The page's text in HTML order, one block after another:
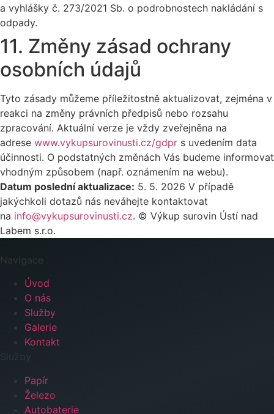
a vyhlášky č. 273/2021 Sb. o podrobnostech nakládání s
odpady.
11. Změny zásad ochrany
osobních údajů
Tyto zásady můžeme příležitostně aktualizovat, zejména v
reakci na změny právních předpisů nebo rozsahu
zpracování. Aktuální verze je vždy zveřejněna na
adrese www.vykupsurovinusti.cz/gdpr s uvedením data
účinnosti. O podstatných změnách Vás budeme informovat
vhodným způsobem (např. oznámením na webu).
Datum poslední aktualizace: 5. 5. 2026 V případě
jakýchkoli dotazů nás neváhejte kontaktovat
na info@vykupsurovinusti.cz. © Výkup surovin Ústí nad
Labem s.r.o.
Navigace
Úvod
O nás
Služby
Galerie
Kontakt
Služby
Papír
Železo
Autobaterie